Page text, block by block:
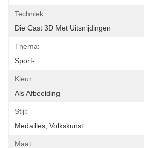
Techniek:
Die Cast 3D Met Uitsnijdingen
Thema:
Sport-
Kleur:
Als Afbeelding
Stijl:
Medailles, Volkskunst
Maat: